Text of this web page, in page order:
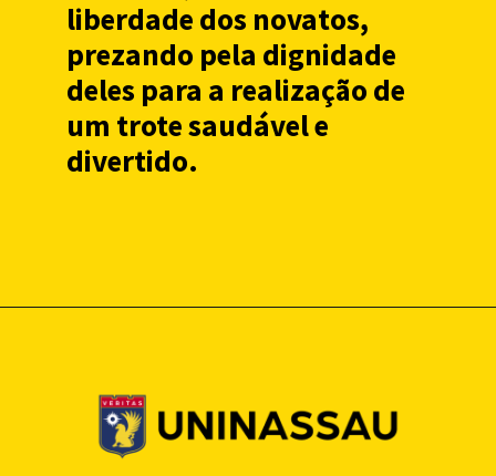
liberdade dos novatos,
prezando pela dignidade
deles para a realização de
um trote saudável e
divertido.